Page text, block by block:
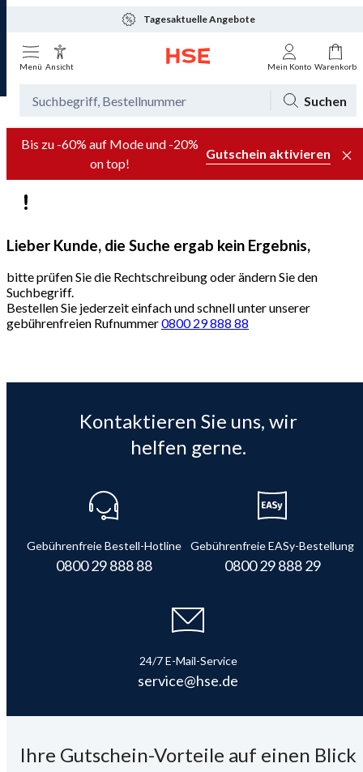
Tagesaktuelle Angebote
Menü Ansicht Mein Konto Warenkorb
Suchen
Bis zu -60% auf Mode und -20%
on top!
Gutschein aktivieren
Lieber Kunde, die Suche ergab kein Ergebnis,
bitte prüfen Sie die Rechtschreibung oder ändern Sie den
Suchbegriff.
Bestellen Sie jederzeit einfach und schnell unter unserer
gebührenfreien Rufnummer0800 29 888 88
Kontaktieren Sie uns, wir
helfen gerne.
Gebührenfreie Bestell-Hotline
0800 29 888 88
Gebührenfreie EASy-Bestellung
0800 29 888 29
24/7 E-Mail-Service
service@hse.de
Ihre Gutschein-Vorteile auf einen Blick